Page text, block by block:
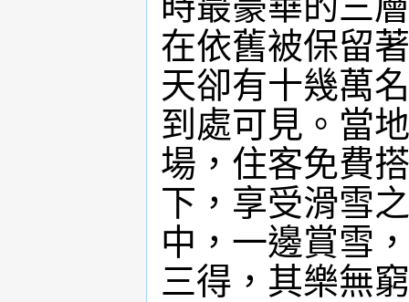
在依舊被保留
天卻有十幾萬
到處可見。當
場，住客免費
下，享受滑雪
中，一邊賞雪
三得，其樂無